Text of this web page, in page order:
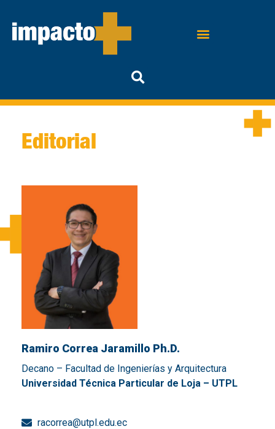
Editorial
Ramiro Correa Jaramillo Ph.D.
Decano – Facultad de Ingenierías y Arquitectura
Universidad Técnica Particular de Loja – UTPL
racorrea@utpl.edu.ec